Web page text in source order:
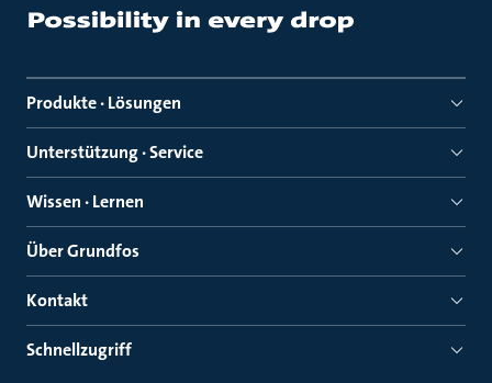
Produkte · Lösungen
Unterstützung · Service
Wissen · Lernen
Über Grundfos
Kontakt
Schnellzugriff